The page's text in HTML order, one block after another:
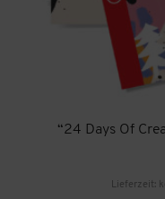
“24 Days Of
Lieferzeit: